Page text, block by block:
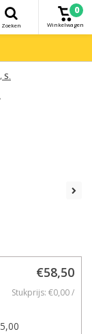
Zoeken
0
Winkelwagen
S.
€58,50
Stukprijs: €0,00 /